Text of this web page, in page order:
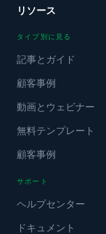
リソース
タイプ別に見る
記事とガイド
顧客事例
動画とウェビナー
無料テンプレート
顧客事例
サポート
ヘルプセンター
ドキュメント